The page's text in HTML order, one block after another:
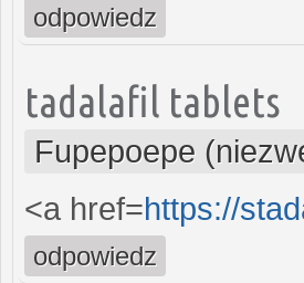
odpowiedz
tadalafil tablets
Fupepoepe
<a href=https://
odpowiedz